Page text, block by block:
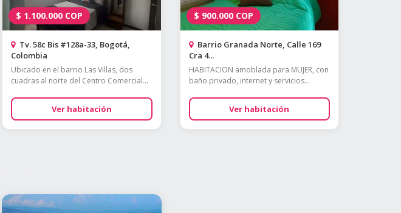
$ 1.100.000 COP
Tv. 58c Bis #128a-33, Bogotá,
Colombia
Ubicado en el barrio Las Villas, dos
cuadras al norte del Centro Comercial...
Ver habitación
$ 900.000 COP
Barrio Granada Norte, Calle 169
Cra 4...
HABITACION amoblada para MUJER, con
baño privado, internet y servicios...
Ver habitación